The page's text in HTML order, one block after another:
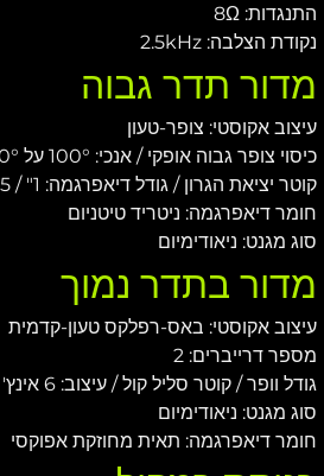
התנגדות: 8Ω
נקודת הצלבה: 2.5kHz
מדור תדר גבוה
עיצוב אקוסטי: צופר-טעון
כיסוי צופר גבוה אופקי / אנכי: 100° על 100°
קוטר יציאת הגרון / גודל דיאפרגמה: 1" / 1.75"
חומר דיאפרגמה: ניטריד טיטניום
סוג מגנט: ניאודימיום
מדור בתדר נמוך
עיצוב אקוסטי: באס-רפלקס טעון-קדמית
מספר דרייברים: 2
גודל וופר / קוטר סליל קול / עיצוב: 6 אינץ' / 1.75 אינץ'
סוג מגנט: ניאודימיום
חומר דיאפרגמה: תאית מחוזקת אפוקסי